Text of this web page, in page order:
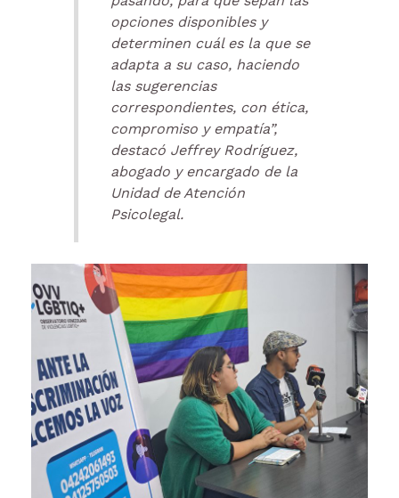
opciones disponibles y
determinen cuál es la que se
adapta a su caso, haciendo
las sugerencias
correspondientes, con ética,
compromiso y empatía”,
destacó Jeffrey Rodríguez,
abogado y encargado de la
Unidad de Atención
Psicolegal.